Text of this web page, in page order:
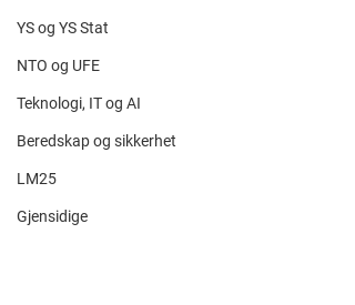
YS og YS Stat
NTO og UFE
Teknologi, IT og AI
Beredskap og sikkerhet
LM25
Gjensidige